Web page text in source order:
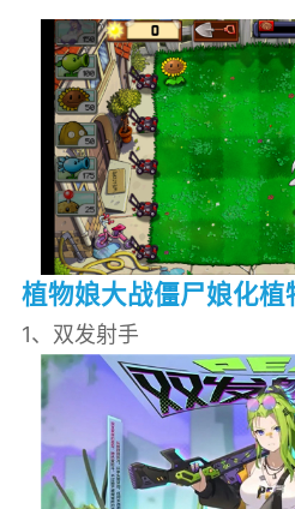
植物娘大战僵尸娘化植
1、双发射手